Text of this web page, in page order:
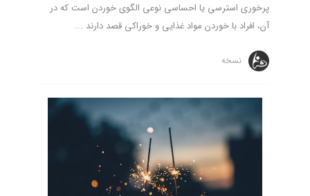
پرخوری استرسی یا احساسی نوعی الگوی خوردن است که در
آن، افراد با خوردن مواد غذایی و خوراکی قصد دارند ...
نسخه